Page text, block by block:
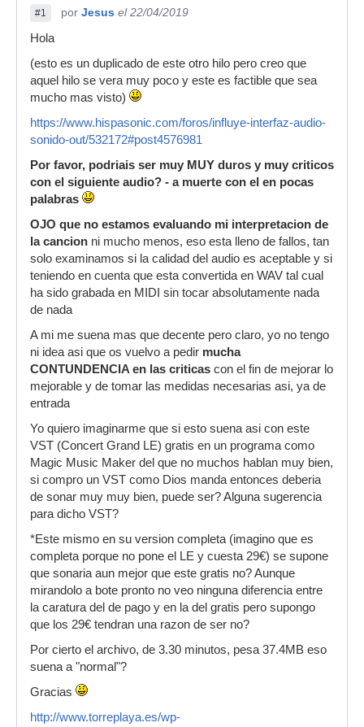
#1 por Jesus el 22/04/2019
Hola
(esto es un duplicado de este otro hilo pero creo que
aquel hilo se vera muy poco y este es factible que sea
mucho mas visto)
https://www.hispasonic.com/foros/influye-interfaz-audio-
sonido-out/532172#post4576981
Por favor, podriais ser muy MUY duros y muy criticos
con el siguiente audio? - a muerte con el en pocas
palabras
OJO que no estamos evaluando mi interpretacion de
la cancion ni mucho menos, eso esta lleno de fallos, tan
solo examinamos si la calidad del audio es aceptable y si
teniendo en cuenta que esta convertida en WAV tal cual
ha sido grabada en MIDI sin tocar absolutamente nada
de nada
A mi me suena mas que decente pero claro, yo no tengo
ni idea asi que os vuelvo a pedir mucha
CONTUNDENCIA en las criticas con el fin de mejorar lo
mejorable y de tomar las medidas necesarias asi, ya de
entrada
Yo quiero imaginarme que si esto suena asi con este
VST (Concert Grand LE) gratis en un programa como
Magic Music Maker del que no muchos hablan muy bien,
si compro un VST como Dios manda entonces deberia
de sonar muy muy bien, puede ser? Alguna sugerencia
para dicho VST?
*Este mismo en su version completa (imagino que es
completa porque no pone el LE y cuesta 29€) se supone
que sonaria aun mejor que este gratis no? Aunque
mirandolo a bote pronto no veo ninguna diferencia entre
la caratura del de pago y en la del gratis pero supongo
que los 29€ tendran una razon de ser no?
Por cierto el archivo, de 3.30 minutos, pesa 37.4MB eso
suena a "normal"?
Gracias
http://www.torreplaya.es/wp-